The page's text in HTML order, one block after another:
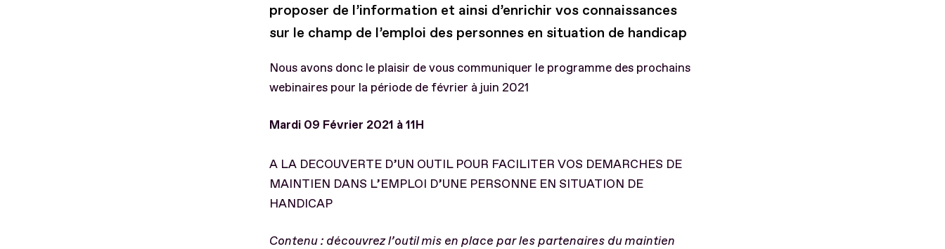
proposer de l’information et ainsi d’enrichir vos connaissances
sur le champ de l’emploi des personnes en situation de handicap
Nous avons donc le plaisir de vous communiquer le programme des prochains
webinaires pour la période de février à juin 2021
Mardi 09 Février 2021 à 11H
A LA DECOUVERTE D’UN OUTIL POUR FACILITER VOS DEMARCHES DE
MAINTIEN DANS L’EMPLOI D’UNE PERSONNE EN SITUATION DE
HANDICAP
Contenu : découvrez l’outil mis en place par les partenaires du maintien